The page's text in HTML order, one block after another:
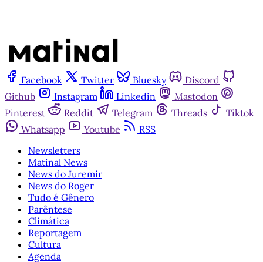
Facebook Twitter Bluesky
Discord
Github
Instagram Linkedin
Mastodon
Pinterest
Reddit Telegram Threads
Tiktok
Whatsapp
Youtube
RSS
Newsletters
Matinal News
News do Juremir
News do Roger
Tudo é Gênero
Parêntese
Climática
Reportagem
Cultura
Agenda